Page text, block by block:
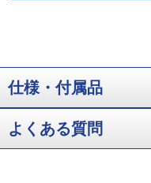
仕様・付属品
よくある質問